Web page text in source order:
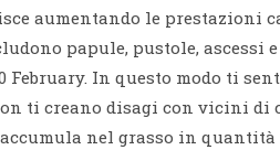
aumentando le prestazioni
papule, pustole, ascessi
February. In questo modo ti
ti creano disagi con vicini di
nel grasso in